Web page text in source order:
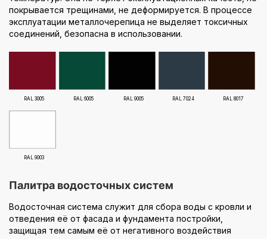
покрывается трещинами, не деформируется. В процессе
эксплуатации металлочерепица не выделяет токсичных
соединений, безопасна в использовании.
RAL 3005 RAL 6005 RAL 9005 RAL 7024 RAL 8017
RAL 9003
Палитра водосточных систем
Водосточная система служит для сбора воды с кровли и
отведения её от фасада и фундамента постройки,
защищая тем самым её от негативного воздействия